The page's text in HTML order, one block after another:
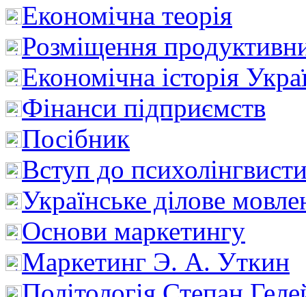
Економічна теорія
Розміщення
Економічна історія
Фінанси підприємств
Посібник
Вступ до
Українське ділове
Основи маркетингу
Маркетинг Э. А. Уткин